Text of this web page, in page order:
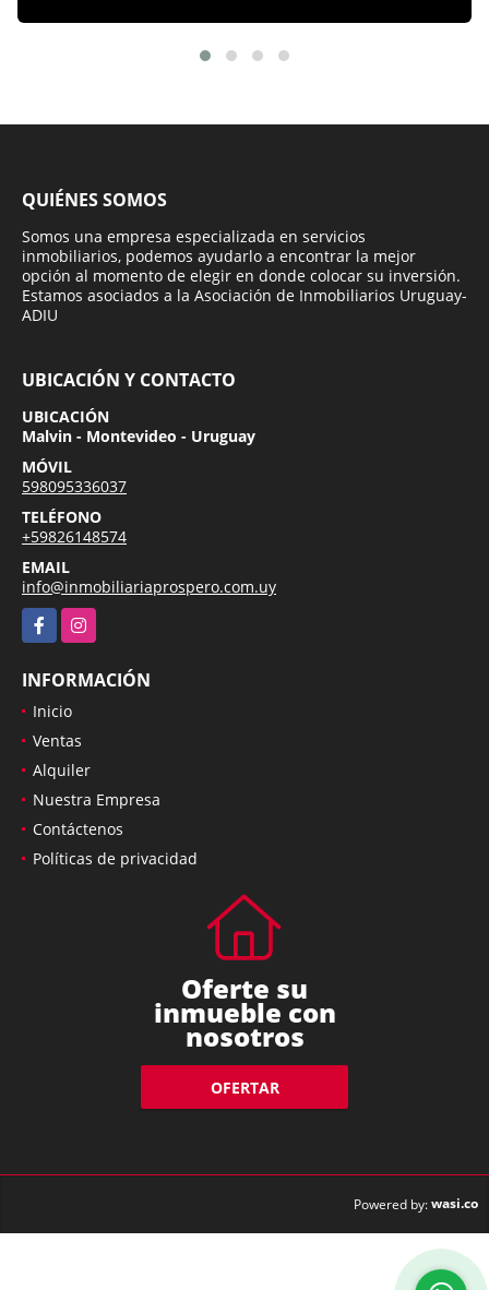
QUIÉNES SOMOS
Somos una empresa especializada en servicios
inmobiliarios, podemos ayudarlo a encontrar la mejor
opción al momento de elegir en donde colocar su inversión.
Estamos asociados a la Asociación de Inmobiliarios Uruguay-
ADIU
UBICACIÓN Y CONTACTO
UBICACIÓN
Malvin - Montevideo - Uruguay
MÓVIL
598095336037
TELÉFONO
+59826148574
EMAIL
info@inmobiliariaprospero.com.uy
FacebookInstagram
INFORMACIÓN
Inicio
Ventas
Alquiler
Nuestra Empresa
Contáctenos
Oferte su
inmueble con
nosotros
OFERTAR
Powered by:wasi.co